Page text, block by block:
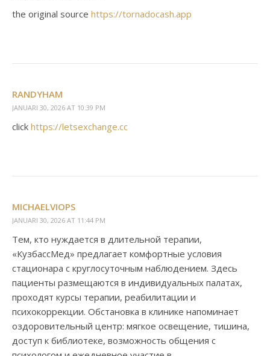
the original source https://tornadocash.app
RANDYHAM
JANUARI 30, 2026 AT 10:39 PM
click https://letsexchange.cc
MICHAELVIOPS
JANUARI 30, 2026 AT 11:44 PM
Тем, кто нуждается в длительной терапии,
«КузбассМед» предлагает комфортные условия
стационара с круглосуточным наблюдением. Здесь
пациенты размещаются в индивидуальных палатах,
проходят курсы терапии, реабилитации и
психокоррекции. Обстановка в клинике напоминает
оздоровительный центр: мягкое освещение, тишина,
доступ к библиотеке, возможность общения с